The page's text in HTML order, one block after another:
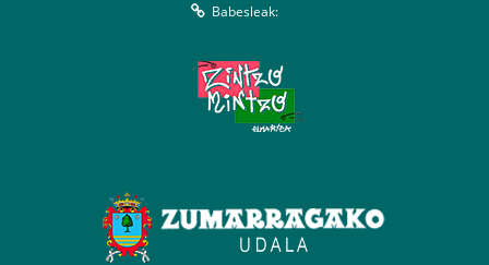
Babesleak: